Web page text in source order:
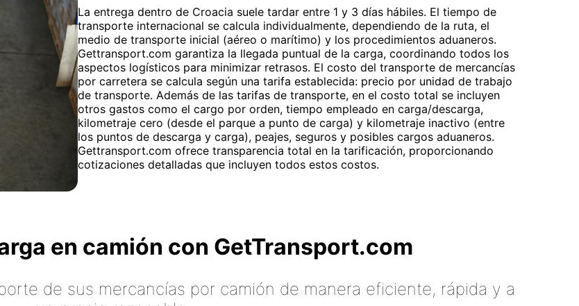
La entrega dentro de Croacia suele tardar entre 1 y 3 días hábiles. El tiempo de
transporte internacional se calcula individualmente, dependiendo de la ruta, el
medio de transporte inicial (aéreo o marítimo) y los procedimientos aduaneros.
Gettransport.com garantiza la llegada puntual de la carga, coordinando todos los
aspectos logísticos para minimizar retrasos. El costo del transporte de mercancías
por carretera se calcula según una tarifa establecida: precio por unidad de trabajo
de transporte. Además de las tarifas de transporte, en el costo total se incluyen
otros gastos como el cargo por orden, tiempo empleado en carga/descarga,
kilometraje cero (desde el parque a punto de carga) y kilometraje inactivo (entre
los puntos de descarga y carga), peajes, seguros y posibles cargos aduaneros.
Gettransport.com ofrece transparencia total en la tarificación, proporcionando
cotizaciones detalladas que incluyen todos estos costos.
en camión con GetTransport.com
de sus mercancías por camión de manera eficiente, rápida y a